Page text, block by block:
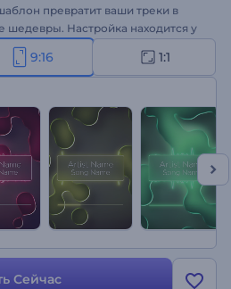
превратит ваши треки в
шедевры. Настройка находится у
адаптировать визуализатор в
вашей музыки.
один из цветовых стилей и
в симфонии жидких форм.
музыки, выпуска новых
многих других проектов.
9:16 1:1
Сейчас